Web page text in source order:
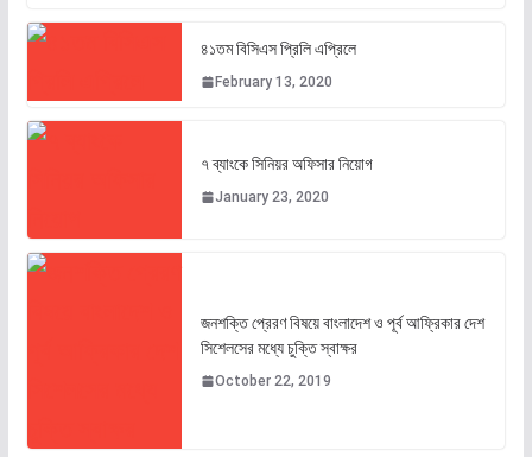
৪১তম বিসিএস প্রিলি এপ্রিলে
February 13, 2020
৭ ব্যাংকে সিনিয়র অফিসার নিয়োগ
January 23, 2020
জনশক্তি প্রেরণ বিষয়ে বাংলাদেশ ও পূর্ব আফ্রিকার দেশ
সিশেলসের মধ্যে চুক্তি স্বাক্ষর
October 22, 2019